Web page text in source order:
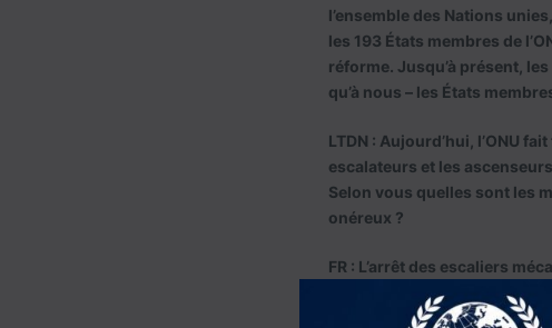
l’ensemble des Nations
les 193 États membres de
réforme. Jusqu’à présent,
qu’à nous – les États
LTDN : Aujourd’hui, l’ONU
escalateurs et les
Selon vous quelles sont les
onéreux ?
FR : L’arrêt des escaliers
limitation de l’utilisation
n’apporteront aucun